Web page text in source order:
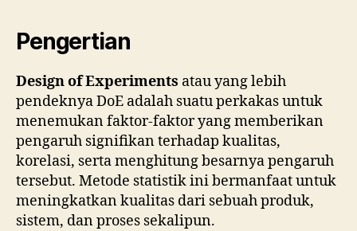
Pengertian
Design of Experiments atau yang lebih
pendeknya DoE adalah suatu perkakas untuk
menemukan faktor-faktor yang memberikan
pengaruh signifikan terhadap kualitas,
korelasi, serta menghitung besarnya pengaruh
tersebut. Metode statistik ini bermanfaat untuk
meningkatkan kualitas dari sebuah produk,
sistem, dan proses sekalipun.